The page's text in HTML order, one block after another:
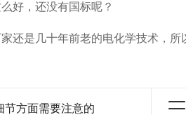
好，还没有国标呢？
还是几十年前老的电化学技术，所
节方面需要注意的